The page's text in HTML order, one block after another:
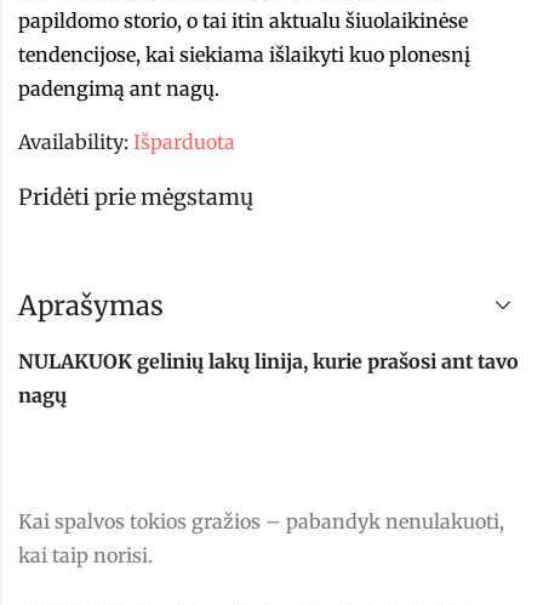
papildomo storio, o tai itin aktualu šiuolaikinėse
tendencijose, kai siekiama išlaikyti kuo plonesnį
padengimą ant nagų.
Availability: Išparduota
Pridėti prie mėgstamų
Aprašymas
NULAKUOK gelinių lakų linija, kurie prašosi ant tavo
nagų
Kai spalvos tokios gražios – pabandyk nenulakuoti,
kai taip norisi.